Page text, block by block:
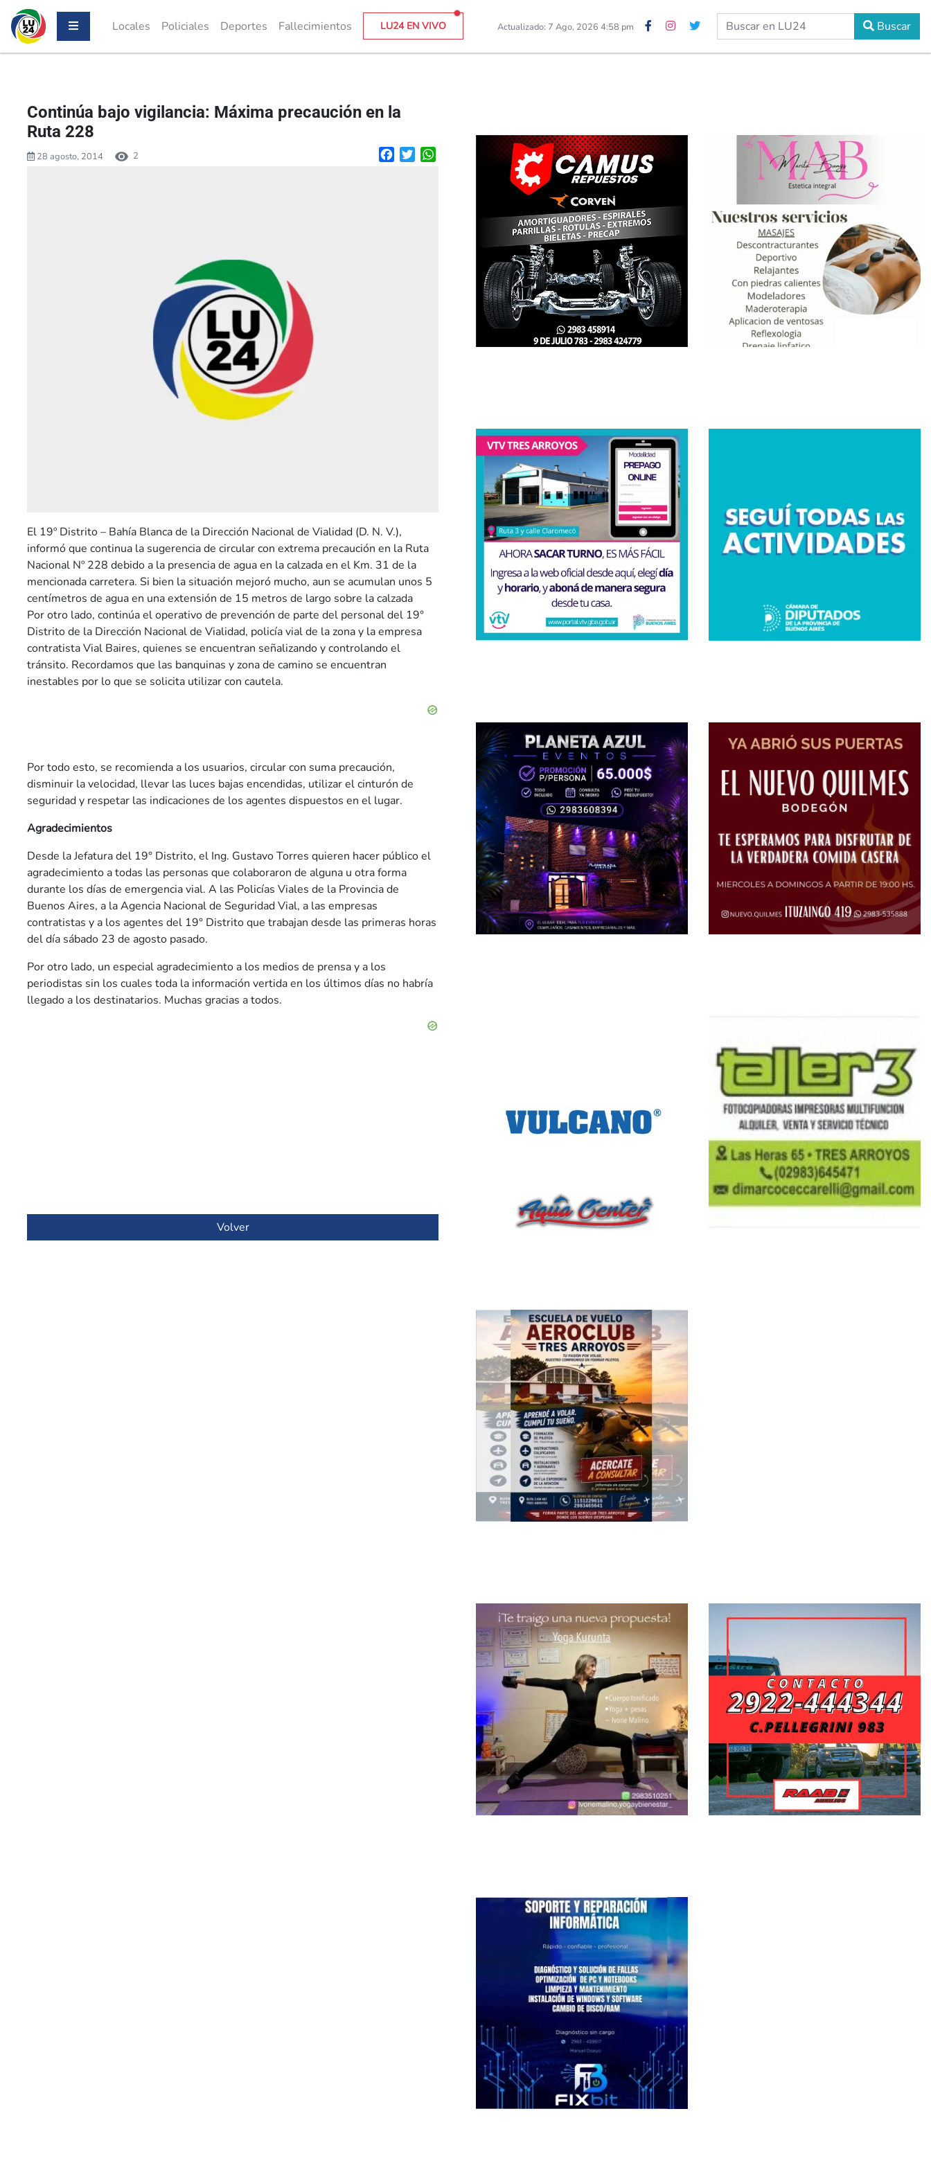
Locales Policiales Deportes Fallecimientos LU24 EN VIVO Actualizado: 7 Ago, 2026 4:58 pm Buscar
Continúa bajo vigilancia: Máxima precaución en la
Ruta 228
28 agosto, 2014 2 FacebookTwitter
El 19º Distrito – Bahía Blanca de la Dirección Nacional de Vialidad (D. N. V.),
informó que continua la sugerencia de circular con extrema precaución en la Ruta
Nacional Nº 228 debido a la presencia de agua en la calzada en el Km. 31 de la
mencionada carretera. Si bien la situación mejoró mucho, aun se acumulan unos 5
centímetros de agua en una extensión de 15 metros de largo sobre la calzada
Por otro lado, continúa el operativo de prevención de parte del personal del 19°
Distrito de la Dirección Nacional de Vialidad, policía vial de la zona y la empresa
contratista Vial Baires, quienes se encuentran señalizando y controlando el
tránsito. Recordamos que las banquinas y zona de camino se encuentran
inestables por lo que se solicita utilizar con cautela.
Por todo esto, se recomienda a los usuarios, circular con suma precaución,
disminuir la velocidad, llevar las luces bajas encendidas, utilizar el cinturón de
seguridad y respetar las indicaciones de los agentes dispuestos en el lugar.
Agradecimientos
Desde la Jefatura del 19° Distrito, el Ing. Gustavo Torres quieren hacer público el
agradecimiento a todas las personas que colaboraron de alguna u otra forma
durante los días de emergencia vial. A las Policías Viales de la Provincia de
Buenos Aires, a la Agencia Nacional de Seguridad Vial, a las empresas
contratistas y a los agentes del 19° Distrito que trabajan desde las primeras horas
del día sábado 23 de agosto pasado.
Por otro lado, un especial agradecimiento a los medios de prensa y a los
periodistas sin los cuales toda la información vertida en los últimos días no habría
llegado a los destinatarios. Muchas gracias a todos.
Volver